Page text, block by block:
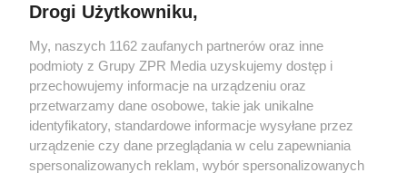
Żaden utwór zamieszczony w serwisie nie może być powielany i
rozpowszechniany lub dalej rozpowszechniany w jakikolwiek sposób (w
tym także elektroniczny lub mechaniczny) na jakimkolwiek polu
eksploatacji w jakiejkolwiek formie, włącznie z umieszczaniem w
Internecie bez pisemnej zgody właściciela praw. Jakiekolwiek użycie lub
wykorzystanie utworów w całości lub w części z naruszeniem prawa,
tzn. bez właściwej zgody, jest zabronione pod groźbą kary i może być
ścigane prawnie.
Drogi Użytkowniku,
My, naszych 1162 zaufanych partnerów oraz inne
podmioty z Grupy ZPR Media uzyskujemy dostęp i
przechowujemy informacje na urządzeniu oraz
przetwarzamy dane osobowe, takie jak unikalne
identyfikatory, standardowe informacje wysyłane przez
urządzenie czy dane przeglądania w celu zapewniania
spersonalizowanych reklam, wybór spersonalizowanych